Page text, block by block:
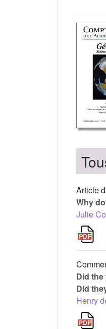
Article
Why
Julie
Did the
Did
Henry